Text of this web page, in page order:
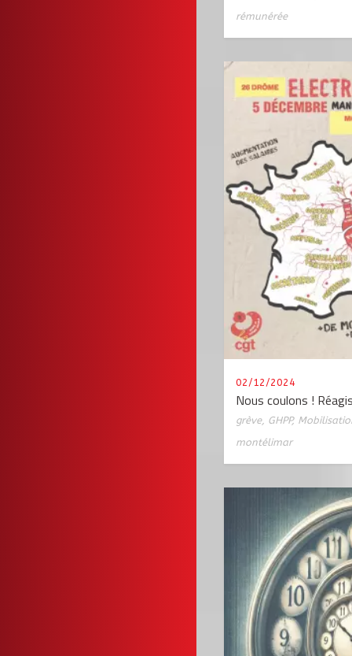
rémunérée
02/12/2024
Nous coulons !
grève, GHPP,
montélimar